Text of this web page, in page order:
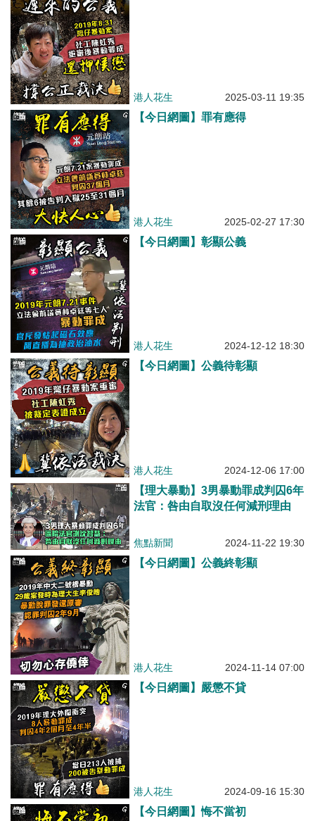
港人花生 2025-03-11 19:35
【今日網圖】罪有應得
港人花生 2025-02-27 17:30
【今日網圖】彰顯公義
港人花生 2024-12-12 18:30
【今日網圖】公義待彰顯
港人花生 2024-12-06 17:00
【理大暴動】3男暴動罪成判囚6年
法官：咎由自取沒任何減刑理由
焦點新聞 2024-11-22 19:30
【今日網圖】公義終彰顯
港人花生 2024-11-14 07:00
【今日網圖】嚴懲不貸
港人花生 2024-09-16 15:30
【今日網圖】悔不當初